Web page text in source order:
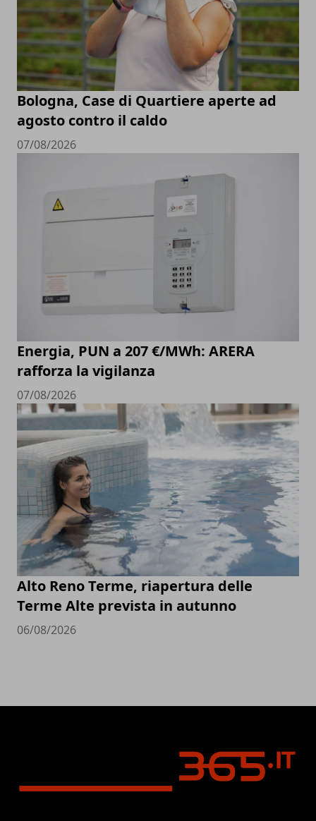
Bologna, Case di Quartiere aperte ad
agosto contro il caldo
07/08/2026
Energia, PUN a 207 €/MWh: ARERA
rafforza la vigilanza
07/08/2026
Alto Reno Terme, riapertura delle
Terme Alte prevista in autunno
06/08/2026